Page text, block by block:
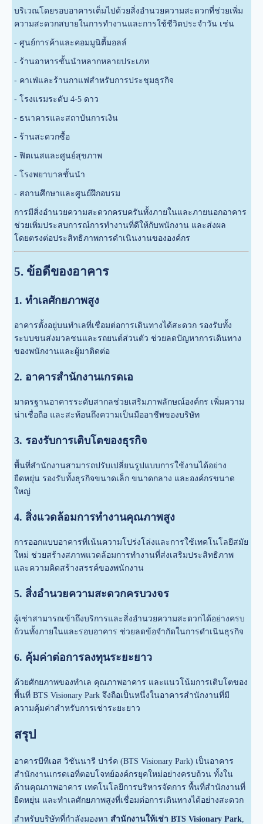
บริเวณโดยรอบอาคารเต็มไปด้วยสิ่งอำนวยความสะดวกที่ช่วยเพิ่ม
ความสะดวกสบายในการทำงานและการใช้ชีวิตประจำวัน เช่น
-ศูนย์การค้าและคอมมูนิตี้มอลล์
- ร้านอาหารชั้นนำหลากหลายประเภท
- คาเฟ่และร้านกาแฟสำหรับการประชุมธุรกิจ
- โรงแรมระดับ 4-5 ดาว
- ธนาคารและสถาบันการเงิน
- ร้านสะดวกซื้อ
-ฟิตเนสและศูนย์สุขภาพ
- โรงพยาบาลชั้นนำ
- สถานศึกษาและศูนย์ฝึกอบรม
การมีสิ่งอำนวยความสะดวกครบครันทั้งภายในและภายนอกอาคาร
ช่วยเพิ่มประสบการณ์การทำงานที่ดีให้กับพนักงาน และส่งผล
โดยตรงต่อประสิทธิภาพการดำเนินงานขององค์กร
5. ข้อดีของอาคาร
1. ทำเลศักยภาพสูง
อาคารตั้งอยู่บนทำเลที่เชื่อมต่อการเดินทางได้สะดวก รองรับทั้ง
ระบบขนส่งมวลชนและรถยนต์ส่วนตัว ช่วยลดปัญหาการเดินทาง
ของพนักงานและผู้มาติดต่อ
2. อาคารสำนักงานเกรดเอ
มาตรฐานอาคารระดับสากลช่วยเสริมภาพลักษณ์องค์กร เพิ่มความ
น่าเชื่อถือ และสะท้อนถึงความเป็นมืออาชีพของบริษัท
3. รองรับการเติบโตของธุรกิจ
พื้นที่สำนักงานสามารถปรับเปลี่ยนรูปแบบการใช้งานได้อย่าง
ยืดหยุ่น รองรับทั้งธุรกิจขนาดเล็ก ขนาดกลาง และองค์กรขนาด
ใหญ่
4. สิ่งแวดล้อมการทำงานคุณภาพสูง
การออกแบบอาคารที่เน้นความโปร่งโล่งและการใช้เทคโนโลยีสมัย
ใหม่ ช่วยสร้างสภาพแวดล้อมการทำงานที่ส่งเสริมประสิทธิภาพ
และความคิดสร้างสรรค์ของพนักงาน
5. สิ่งอำนวยความสะดวกครบวงจร
ผู้เช่าสามารถเข้าถึงบริการและสิ่งอำนวยความสะดวกได้อย่างครบ
ถ้วนทั้งภายในและรอบอาคาร ช่วยลดข้อจำกัดในการดำเนินธุรกิจ
6. คุ้มค่าต่อการลงทุนระยะยาว
ด้วยศักยภาพของทำเล คุณภาพอาคาร และแนวโน้มการเติบโตของ
พื้นที่ BTS Visionary Park จึงถือเป็นหนึ่งในอาคารสำนักงานที่มี
ความคุ้มค่าสำหรับการเช่าระยะยาว
สรุป
อาคารบีทีเอส วิชันนารี ปาร์ค (BTS Visionary Park) เป็นอาคาร
สำนักงานเกรดเอที่ตอบโจทย์องค์กรยุคใหม่อย่างครบถ้วน ทั้งใน
ด้านคุณภาพอาคาร เทคโนโลยีการบริหารจัดการ พื้นที่สำนักงานที่
ยืดหยุ่น และทำเลศักยภาพสูงที่เชื่อมต่อการเดินทางได้อย่างสะดวก
สำหรับบริษัทที่กำลังมองหา สำนักงานให้เช่า BTS Visionary Park